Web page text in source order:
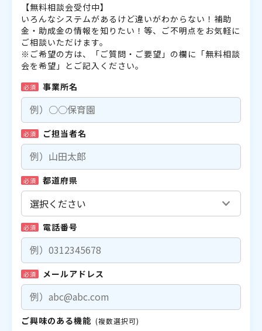
【無料相談会受付中】
いろんなシステムがあるけど違いがわからない！補助
金・助成金の情報を知りたい！等、ご不明点をお気軽に
ご相談いただけます。
※ご希望の方は、「ご質問・ご要望」の欄に「無料相談
会を希望」とご記入ください。
必須 事業所名
必須 ご担当者名
必須 都道府県
必須 電話番号
必須 メールアドレス
ご興味のある機能 (複数選択可)